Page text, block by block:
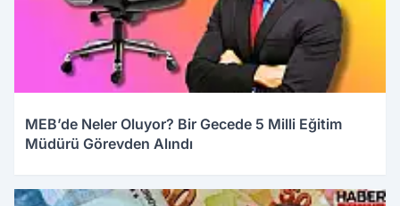
MEB’de Neler Oluyor? Bir Gecede 5 Milli Eğitim
Müdürü Görevden Alındı
03.01.2026 10:31